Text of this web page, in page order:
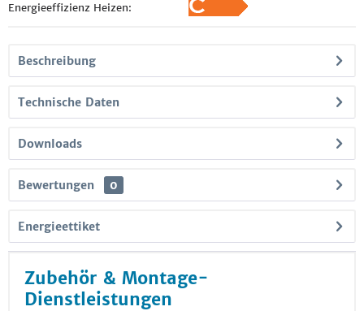
Energieeffizienz Heizen:
Beschreibung
Technische Daten
Downloads
Bewertungen 0
Energieettiket
Zubehör & Montage-
Dienstleistungen